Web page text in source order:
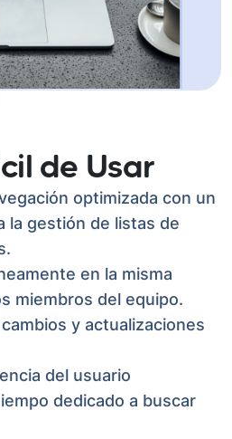
de Usar
optimizada con un
la gestión de listas de
en la misma
miembros del equipo.
y actualizaciones
del usuario
dedicado a buscar